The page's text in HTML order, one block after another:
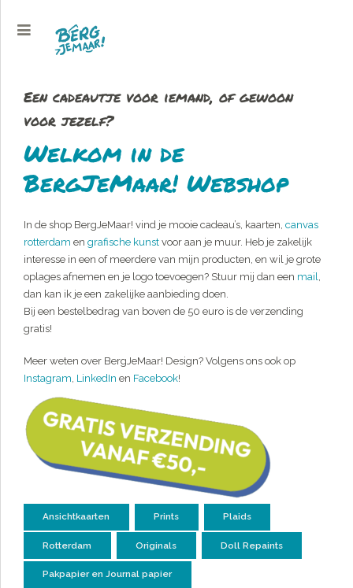
Een cadeautje voor iemand, of gewoon
voor jezelf?
Welkom in de
BergJeMaar! Webshop
In de shop BergJeMaar! vind je mooie cadeau’s, kaarten, canvas
rotterdam en grafische kunst voor aan je muur. Heb je zakelijk
interesse in een of meerdere van mijn producten, en wil je grote
oplages afnemen en je logo toevoegen? Stuur mij dan een mail
dan kan ik je een zakelijke aanbieding doen.
Bij een bestelbedrag van boven de 50 euro is de verzending
gratis!
Meer weten over BergJeMaar! Design? Volgens ons ook op
Instagram, LinkedIn en Facebook!
Ansichtkaarten Prints Plaids
Rotterdam Originals Doll Repaints
Pakpapier en Journal papier